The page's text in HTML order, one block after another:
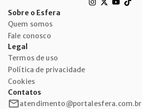
Sobre o Esfera
Quem somos
Fale conosco
Legal
Termos de uso
Política de privacidade
Cookies
Contatos
atendimento@portalesfera.com.br